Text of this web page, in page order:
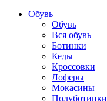
Обувь
Обувь
Вся обувь
Ботинки
Кеды
Кроссовки
Лоферы
Мокасины
Полуботинки